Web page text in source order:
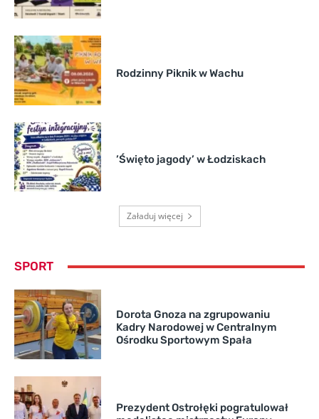
Rodzinny Piknik w Wachu
’Święto jagody’ w Łodziskach
Załaduj więcej
SPORT
Dorota Gnoza na zgrupowaniu
Kadry Narodowej w Centralnym
Ośrodku Sportowym Spała
Prezydent Ostrołęki pogratulował